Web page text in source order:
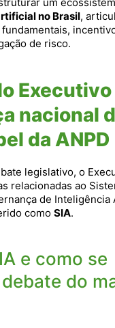
no Brasil,
de risco.
Executivo
nacional
da ANPD
legislativo, o
relacionadas ao
de Inteligência
como SIA.
e como se
do